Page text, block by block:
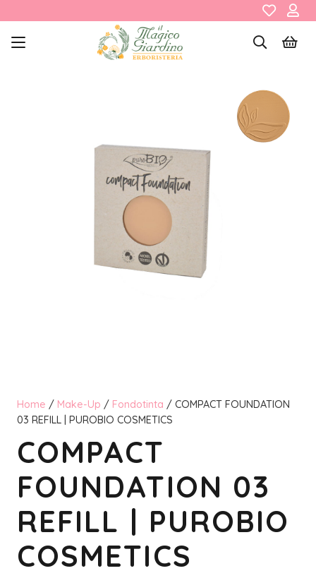
Home / Make-Up / Fondotinta / COMPACT FOUNDATION
03 REFILL | PUROBIO COSMETICS
COMPACT
FOUNDATION 03
REFILL | PUROBIO
COSMETICS